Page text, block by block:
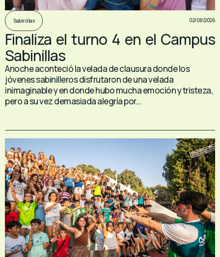
Sabinillas 02/08/2026
Finaliza el turno 4 en el Campus
Sabinillas
Anoche aconteció la velada de clausura donde los
jóvenes sabinilleros disfrutaron de una velada
inimaginable y en donde hubo mucha emoción y tristeza,
pero a su vez demasiada alegría por...